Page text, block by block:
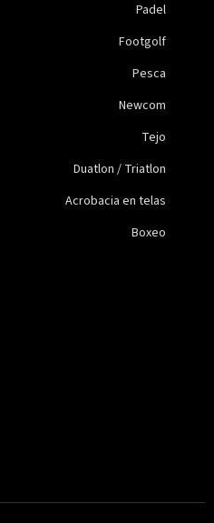
Padel
Footgolf
Pesca
Newcom
Tejo
Duatlon / Triatlon
Acrobacia en telas
Boxeo